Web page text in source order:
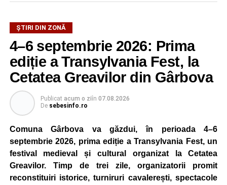
ȘTIRI DIN ZONĂ
4–6 septembrie 2026: Prima
ediție a Transylvania Fest, la
Cetatea Greavilor din Gârbova
Publicat acum o ziîn 07.08.2026
De sebesinfo.ro
Comuna Gârbova va găzdui, în perioada 4–6
septembrie 2026, prima ediție a Transylvania Fest, un
festival medieval și cultural organizat la Cetatea
Greavilor. Timp de trei zile, organizatorii promit
reconstituiri istorice, turniruri cavalerești, spectacole